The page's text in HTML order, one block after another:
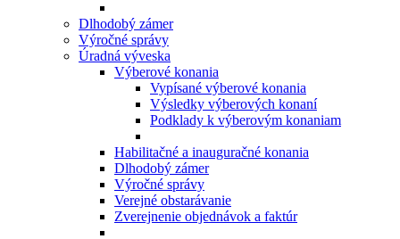
Dlhodobý zámer
Výročné správy
Úradná výveska
Výberové konania
Vypísané výberové konania
Výsledky výberových konaní
Podklady k výberovým konaniam
Habilitačné a inauguračné konania
Dlhodobý zámer
Výročné správy
Verejné obstarávanie
Zverejnenie objednávok a faktúr